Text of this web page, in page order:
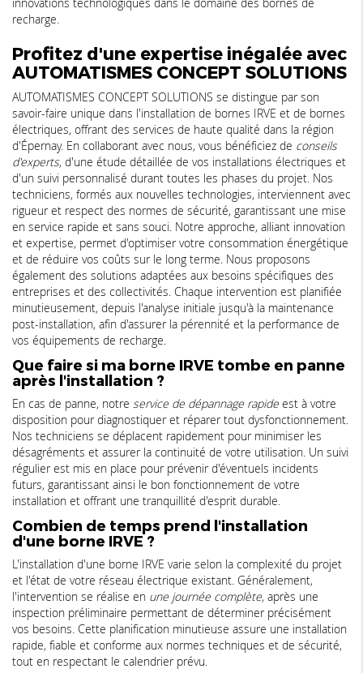
recharge.
Profitez d'une expertise inégalée avec
AUTOMATISMES CONCEPT SOLUTIONS
AUTOMATISMES CONCEPT SOLUTIONS se distingue par son
savoir-faire unique dans l'installation de bornes IRVE et de bornes
électriques, offrant des services de haute qualité dans la région
d'Épernay. En collaborant avec nous, vous bénéficiez de conseils
d'experts, d'une étude détaillée de vos installations électriques et
d'un suivi personnalisé durant toutes les phases du projet. Nos
techniciens, formés aux nouvelles technologies, interviennent avec
rigueur et respect des normes de sécurité, garantissant une mise
en service rapide et sans souci. Notre approche, alliant innovation
et expertise, permet d'optimiser votre consommation énergétique
et de réduire vos coûts sur le long terme. Nous proposons
également des solutions adaptées aux besoins spécifiques des
entreprises et des collectivités. Chaque intervention est planifiée
minutieusement, depuis l'analyse initiale jusqu'à la maintenance
post-installation, afin d'assurer la pérennité et la performance de
vos équipements de recharge.
Que faire si ma borne IRVE tombe en panne
après l'installation ?
En cas de panne, notre service de dépannage rapide est à votre
disposition pour diagnostiquer et réparer tout dysfonctionnement.
Nos techniciens se déplacent rapidement pour minimiser les
désagréments et assurer la continuité de votre utilisation. Un suivi
régulier est mis en place pour prévenir d'éventuels incidents
futurs, garantissant ainsi le bon fonctionnement de votre
installation et offrant une tranquillité d'esprit durable.
Combien de temps prend l'installation
d'une borne IRVE ?
L'installation d'une borne IRVE varie selon la complexité du projet
et l'état de votre réseau électrique existant. Généralement,
l'intervention se réalise en une journée complète, après une
inspection préliminaire permettant de déterminer précisément
vos besoins. Cette planification minutieuse assure une installation
rapide, fiable et conforme aux normes techniques et de sécurité,
tout en respectant le calendrier prévu.